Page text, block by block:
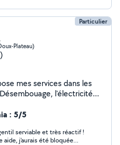
Particulier
Plateau)
mes services dans les
l'électricité
: 5/5
serviable et très réactif !
aide, j'aurais été bloquée